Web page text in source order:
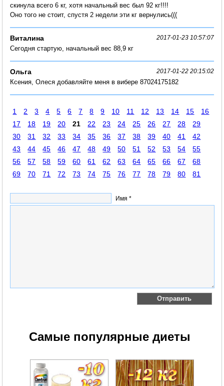
скинула всего 6 кг, хотя начальный вес был 92 кг!!!!
Оно того не стоит, спустя 2 недели эти кг вернулись(((
Виталина 2017-01-23 10:57:07
Сегодня стартую, начальный вес 88,9 кг
Ольга 2017-01-22 20:15:02
Ксения, Олеся добавляйте меня в вибере 87024175182
1 2 3 4 5 6 7 8 9 10 11 12 13 14 15
16
17
18 19 20 21 22 23 24 25 26 27 28
29
30
31 32 33 34 35 36 37 38 39 40 41
42
43
44 45 46 47 48 49 50 51 52 53 54
55
56
57 58 59 60 61 62 63 64 65 66 67
68
69
70 71 72 73 74 75 76 77 78 79 80 81
Имя *
Самые популярные диеты